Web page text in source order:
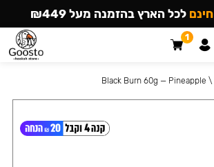
\
Black Burn 60g — Pineapple
חינם לכל הארץ בהזמנה מעל ₪449
1